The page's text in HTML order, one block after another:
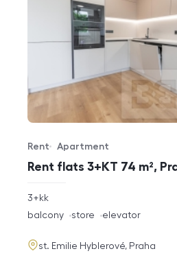
Rent flats 3+KT 74 m²,
Offer type
Rent
Property type
Apartment
rozměry
3+kk
funkce
balcony store elevator
adresa
st. Emilie Hyblerové, Praha